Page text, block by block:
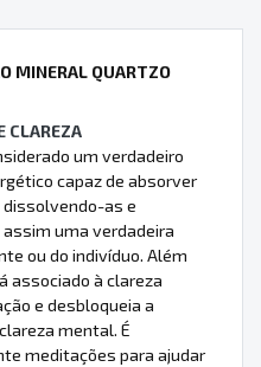
MINERAL QUARTZO
CLAREZA
um verdadeiro
capaz de absorver
as e
uma verdadeira
ou do indivíduo. Além
associado à clareza
e desbloqueia a
mental. É
meditações para ajudar